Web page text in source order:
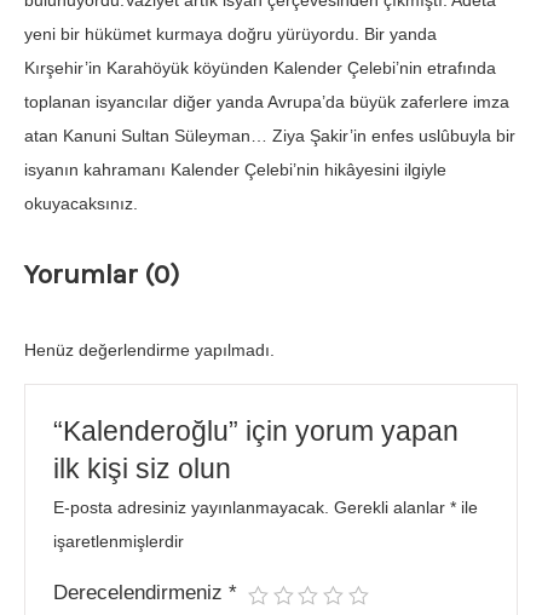
yeni bir hükümet kurmaya doğru yürüyordu. Bir yanda
Kırşehir’in Karahöyük köyünden Kalender Çelebi’nin etrafında
toplanan isyancılar diğer yanda Avrupa’da büyük zaferlere imza
atan Kanuni Sultan Süleyman… Ziya Şakir’in enfes uslûbuyla bir
isyanın kahramanı Kalender Çelebi’nin hikâyesini ilgiyle
okuyacaksınız.
Yorumlar (0)
Henüz değerlendirme yapılmadı.
“Kalenderoğlu” için yorum yapan
ilk kişi siz olun
E-posta adresiniz yayınlanmayacak. Gerekli alanlar* ile
işaretlenmişlerdir
Derecelendirmeniz*